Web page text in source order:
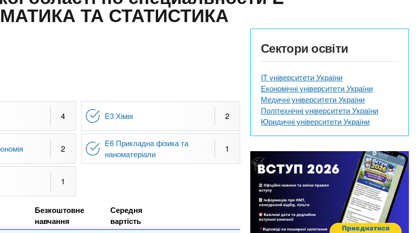
ТА СТАТИСТИКА
4 E3 Хімія 2
2
E6 Прикладна фізика та
наноматеріали
1
1
Безкоштовне
навчання
Середня
вартість
Сектори освіти
IT університети України
Економічні університети України
Медичні університети України
Політехнічні університети України
Юридичні університети України